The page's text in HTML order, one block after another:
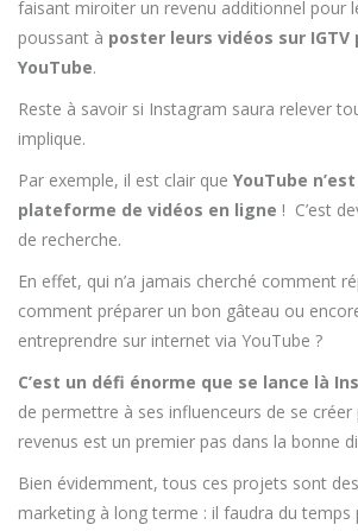
faisant miroiter un revenu additionnel pour
poussant à poster leurs vidéos sur
YouTube.
Reste à savoir si Instagram saura relever
implique.
Par exemple, il est clair que YouTube
plateforme de vidéos en ligne ! C’est
de recherche.
En effet, qui n’a jamais cherché comment
comment préparer un bon gâteau ou
entreprendre sur internet via YouTube ?
C’est un défi énorme que se lance là
de permettre à ses influenceurs de se créer
revenus est un premier pas dans la bonne
Bien évidemment, tous ces projets sont
marketing à long terme : il faudra du temps